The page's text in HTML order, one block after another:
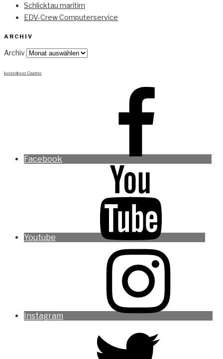
Schlicktau maritim
EDV-Crew Computerservice
ARCHIV
Archiv
kostenloser Counter
Facebook
Youtube
Instagram